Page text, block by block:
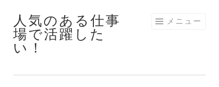
コ
ン
テ
人気のある仕事
場で活躍した
い！
メニュー